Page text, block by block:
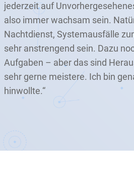
jederzeit auf
also immer wachsam sein.
Nachtdienst, Systemausfälle
sehr anstrengend sein. Dazu
Aufgaben – aber das sind
sehr gerne meistere. Ich bin
hinwollte.“